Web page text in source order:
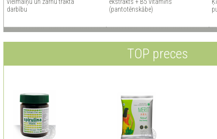
darbību
(pantotēnskābe)
TOP preces